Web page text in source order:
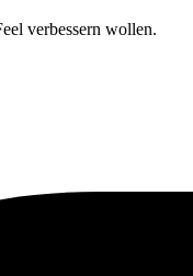
verbessern wollen.